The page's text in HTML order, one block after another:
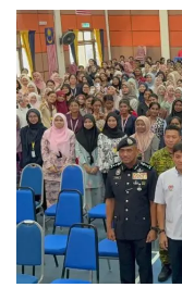
n
d
a
n
e
m
a
i
l